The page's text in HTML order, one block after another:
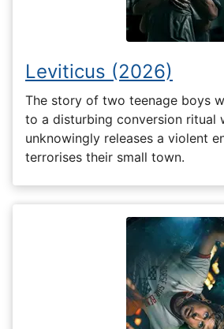
Leviticus (2026)
The story of two teenage boys
to a disturbing conversion ritual
unknowingly releases a violent
terrorises their small town.